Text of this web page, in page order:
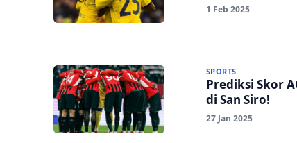
1 Feb 2025
SPORTS
Prediksi Skor
di San Siro!
27 Jan 2025